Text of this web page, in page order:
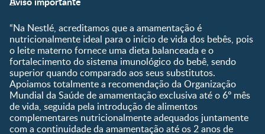
Fale conosco
Shopping
Compre Agora
Pré-Concepção
Gravidez
Pós-Parto
0 a 5 meses
6 a 8 meses
9 a 12 meses
1 a 3 anos
Pré-escolar
Desenvolvimento
Ser Mãe e Pai
Nutrição, Alimentação e
Saúde
“Na Nestlé, acreditamos que a amamentação é
nutricionalmente ideal para o início de vida dos bebês, pois
o leite materno fornece uma dieta balanceada e o
fortalecimento do sistema imunológico do bebê, sendo
superior quando comparado aos seus substitutos.
Apoiamos totalmente a recomendação da Organização
Mundial da Saúde de amamentação exclusiva até o 6º mês
de vida, seguida pela introdução de alimentos
complementares nutricionalmente adequados juntamente
com a continuidade da amamentação até os 2 anos de